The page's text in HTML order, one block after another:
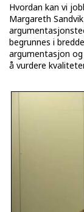
Hvordan kan vi
Margareth
begrunnes i
argumentasjon
å vurdere